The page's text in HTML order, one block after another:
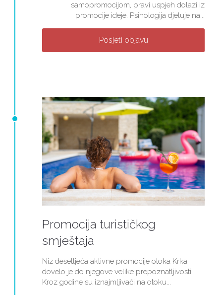
samopromocijom, pravi uspjeh dolazi iz
promocije ideje. Psihologija djeluje na...
Posjeti objavu
Promocija turističkog
smještaja
Niz desetljeća aktivne promocije otoka Krka
dovelo je do njegove velike prepoznatljivosti.
Kroz godine su iznajmljivači na otoku...